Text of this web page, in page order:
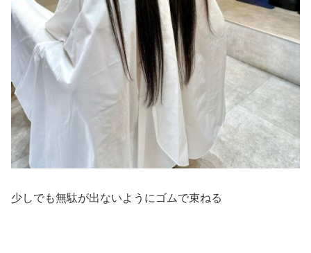
少しでも無駄が出ないようにゴムで束ねる